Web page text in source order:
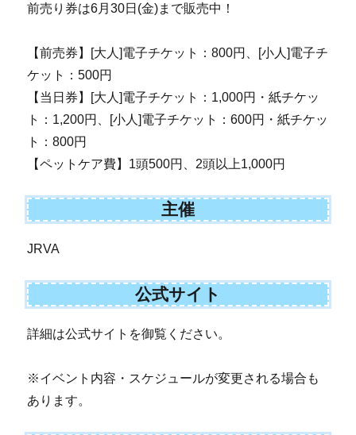
前売り券は6月30日(金)まで販売中！
【前売券】[大人]電子チケット：800円、[小人]電子チ
ケット：500円
【当日券】[大人]電子チケット：1,000円・紙チケッ
ト：1,200円、[小人]電子チケット：600円・紙チケッ
ト：800円
【ペットケア費】1頭500円、2頭以上1,000円
主催
JRVA
公式サイト
詳細は公式サイトを御覧ください。
※イベント内容・スケジュールが変更される場合も
あります。